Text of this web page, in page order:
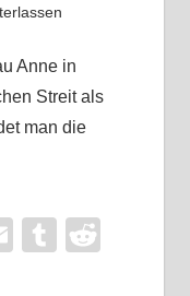
Anne in
Streit als
man die
EmailTumblr